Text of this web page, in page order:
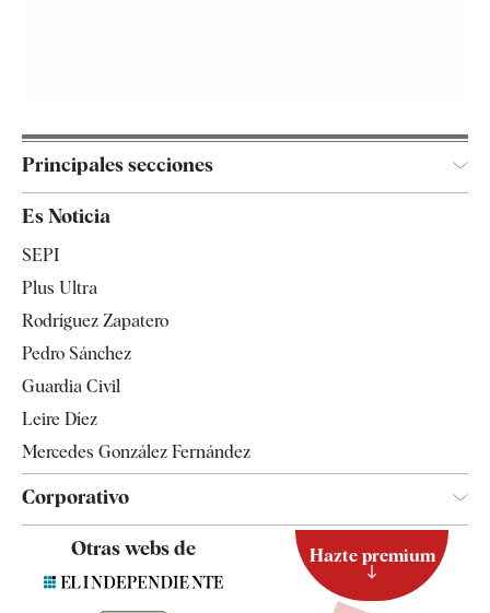
Principales secciones
España
Televisión
Es Noticia
SEPI
Plus Ultra
Rodríguez Zapatero
Pedro Sánchez
Guardia Civil
Leire Díez
Mercedes González Fernández
Corporativo
Contacto
Otras webs de Hazte premium